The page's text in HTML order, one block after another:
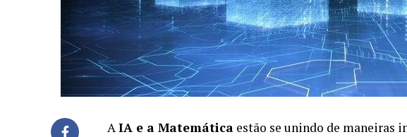
AIA e a Matemática estão se unindo de maneiras